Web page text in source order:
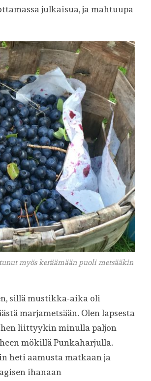
julkaisua, ja mahtuupa
myös keräämään puoli metsääkin
sillä mustikka-aika oli
marjametsään. Olen lapsesta
liittyykin minulla paljon
mökillä Punkaharjulla.
heti aamusta matkaan ja
ihanaan